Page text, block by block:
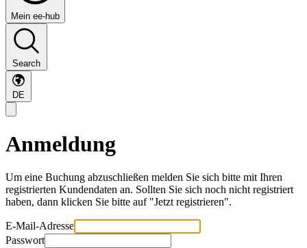
Mein ee-hub
Search
DE
Anmeldung
Um eine Buchung abzuschließen melden Sie sich bitte mit Ihren
registrierten Kundendaten an. Sollten Sie sich noch nicht registriert
haben, dann klicken Sie bitte auf "Jetzt registrieren".
E-Mail-Adresse
Passwort